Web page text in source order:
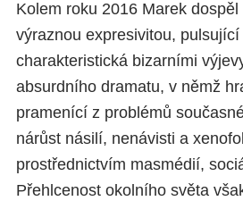
Kolem roku 2016 Marek
výraznou expresivitou,
charakteristická bizarními
absurdního dramatu, v němž
pramenící z problémů
nárůst násilí, nenávisti a
prostřednictvím masmédií,
Přehlcenost okolního světa